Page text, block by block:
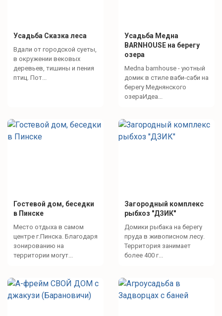
Усадьба Сказка леса
Вдали от городской суеты,
в окружении вековых
деревьев, тишины и пения
птиц. Пот...
Усадьба Медна
BARNHOUSE на берегу
озера
Medna barnhouse - уютный
домик в стиле ваби-саби на
берегу Меднянского
озераИдеа...
Гостевой дом, беседки
в Пинске
Место отдыха в самом
центре г.Пинска. Благодаря
зонированию на
территории могут...
Загородный комплекс
рыбхоз "ДЗИК"
Домики рыбака на берегу
пруда в живописном лесу.
Территория занимает
более 400 г...